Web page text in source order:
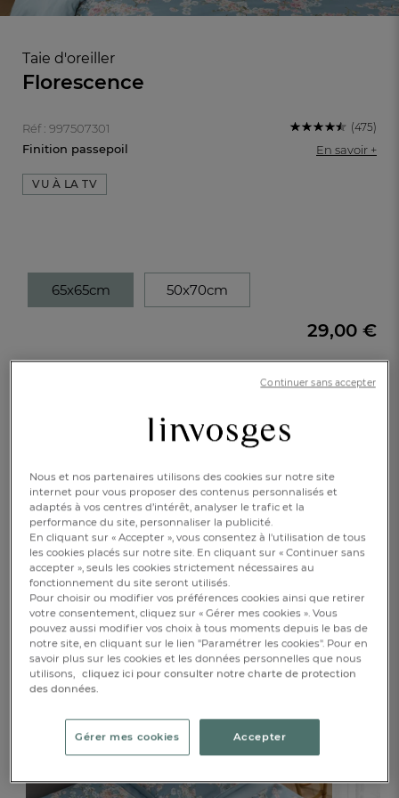
FR DE
Taie d'oreiller
Florescence
Réf : 997507301
Finition passepoil
(475)
En savoir +
VU À LA TV
65x65cm 50x70cm
29,00 €
AJOUTER AU PANIER
RÉSERVER EN BOUTIQUE
DESCRIPTION
DÉTAILS
Complétez avec...
Nous et nos partenaires utilisons des cookies sur notre site
internet pour vous proposer des contenus personnalisés et
adaptés à vos centres d’intérêt, analyser le trafic et la
performance du site, personnaliser la publicité.
En cliquant sur « Accepter », vous consentez à l'utilisation de tous
les cookies placés sur notre site. En cliquant sur « Continuer sans
accepter », seuls les cookies strictement nécessaires au
fonctionnement du site seront utilisés.
Pour choisir ou modifier vos préférences cookies ainsi que retirer
votre consentement, cliquez sur « Gérer mes cookies ». Vous
pouvez aussi modifier vos choix à tous moments depuis le bas de
notre site, en cliquant sur le lien "Paramétrer les cookies". Pour en
savoir plus sur les cookies et les données personnelles que nous
utilisons, cliquez ici pour consulter notre charte de protection
des données.
Gérer mes cookies Accepter
Continuer sans accepter